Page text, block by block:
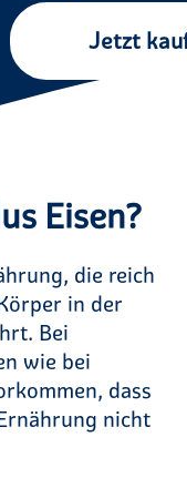
Jetzt
Eisen?
die reich
in der
Bei
wie bei
dass
nicht